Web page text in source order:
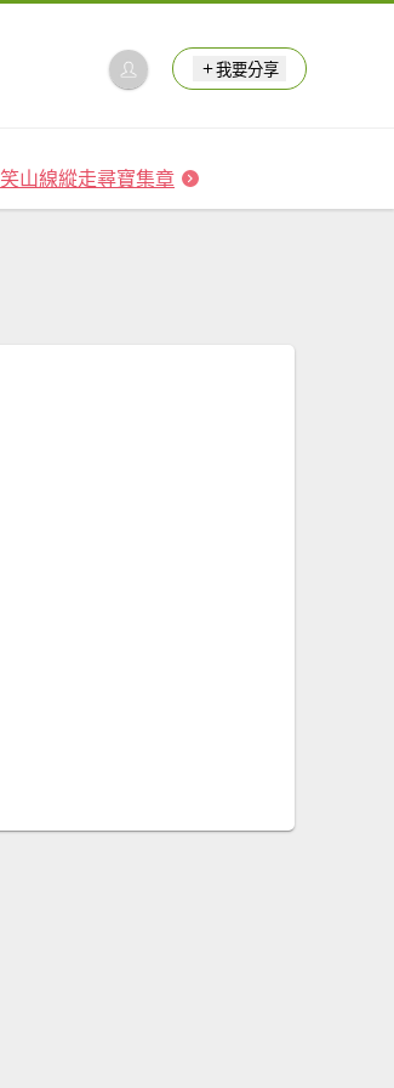
我要分享
山線縱走尋寶集章